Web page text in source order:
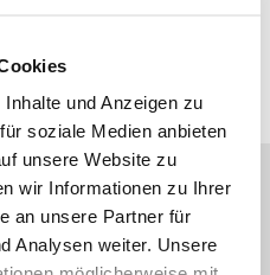
und Anzeigen zu
soziale Medien anbieten
unsere Website zu
wir Informationen zu Ihrer
an unsere Partner für
Analysen weiter. Unsere
online
via email o via social